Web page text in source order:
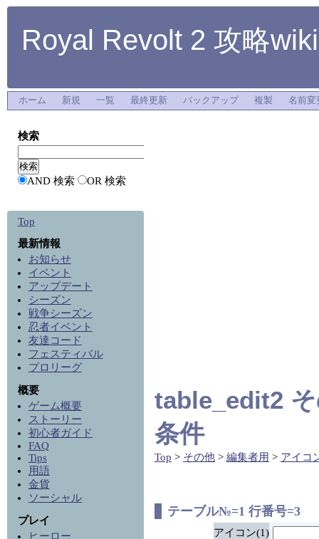
Royal Revolt 2 攻略wiki
ホーム 新規 一覧 最終更新 バックアップ 複製 名前変
table_edit2
条件
Top > その他> 編集者用 > アイコ
テーブル№=1 行番号=3
アイコン(1)
検索
AND 検索 OR 検索
Top
最新情報
お知らせ
イベント
アップデート
シーズン
戦争シーズン
忍者イベント
友達コード
フェスティバル
プロリーグ
概要
ゲーム概要
ストーリー
初心者ガイド
FAQ
Tips
用語
金貨
ソーシャル
プレイ
ヒーロー